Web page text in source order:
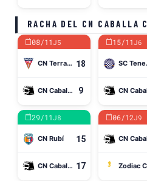
RACHA DEL CN CABALLA
08/11J5
CN Terrassa 18
CN Caballa Ciudad de Ceuta 9
15/11J6
SC
29/11J8
CN Rubí 15
CN Caballa Ciudad de Ceuta 17
06/12J9